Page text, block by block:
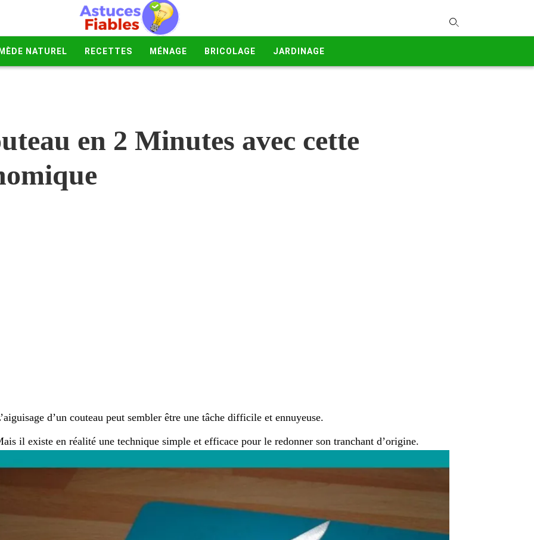
NATUREL RECETTES MÉNAGE BRICOLAGE JARDINAGE
en 2 Minutes avec cette
d’un couteau peut sembler être une tâche difficile et ennuyeuse.
il existe en réalité une technique simple et efficace pour le redonner son tranchant d’origine.